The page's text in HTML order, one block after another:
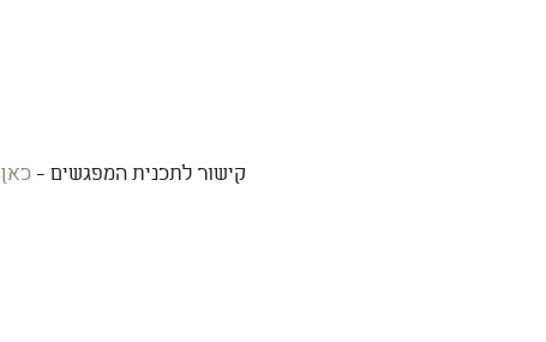
קישור לתכנית המפגשים - כאן